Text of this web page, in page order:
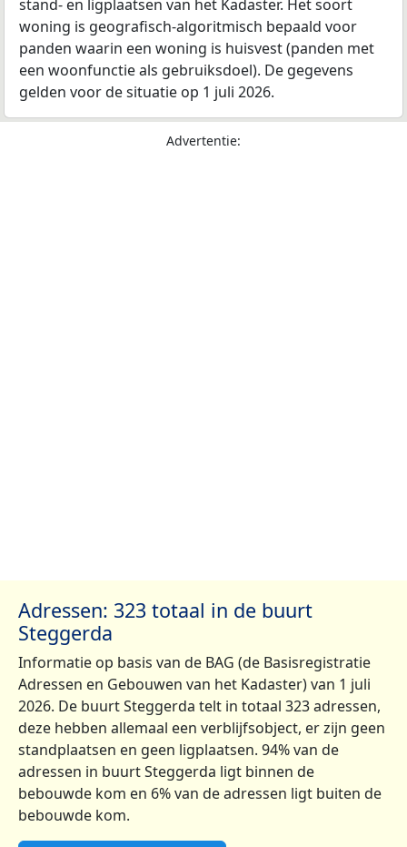
stand- en ligplaatsen van het Kadaster. Het soort
woning is geografisch-algoritmisch bepaald voor
panden waarin een woning is huisvest (panden met
een woonfunctie als gebruiksdoel). De gegevens
gelden voor de situatie op 1 juli 2026.
Advertentie:
Adressen: 323 totaal in de buurt
Steggerda
Informatie op basis van de BAG (de Basisregistratie
Adressen en Gebouwen van het Kadaster) van 1 juli
2026. De buurt Steggerda telt in totaal 323 adressen,
deze hebben allemaal een verblijfsobject, er zijn geen
standplaatsen en geen ligplaatsen. 94% van de
adressen in buurt Steggerda ligt binnen de
bebouwde kom en 6% van de adressen ligt buiten de
bebouwde kom.